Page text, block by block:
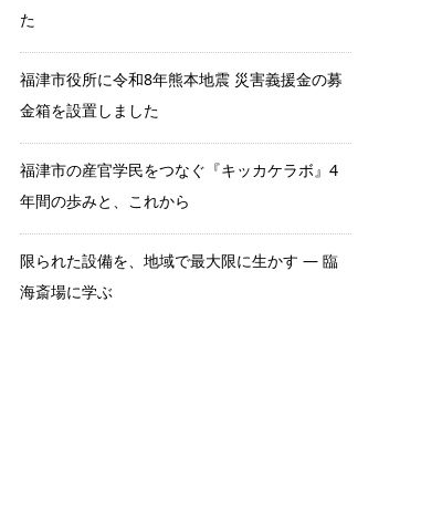
た
福津市役所に令和8年熊本地震 災害義援金の募
金箱を設置しました
福津市の産官学民をつなぐ『キッカケラボ』4
年間の歩みと、これから
限られた設備を、地域で最大限に生かす ― 臨
海斎場に学ぶ